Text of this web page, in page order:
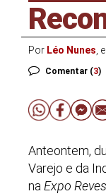
Por Léo Nunes ,
Comentar (3)
Anteontem,
Varejo e da
na Expo